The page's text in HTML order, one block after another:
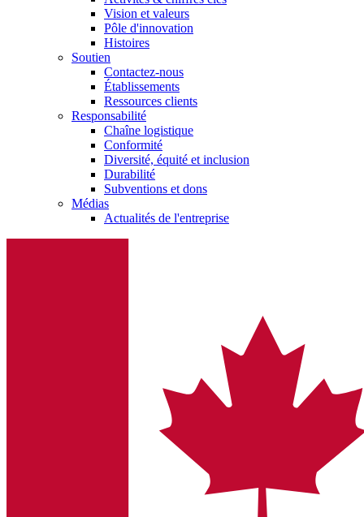
Vision et valeurs
Pôle d'innovation
Histoires
Soutien
Contactez-nous
Établissements
Ressources clients
Responsabilité
Chaîne logistique
Conformité
Diversité, équité et inclusion
Durabilité
Subventions et dons
Médias
Actualités de l'entreprise